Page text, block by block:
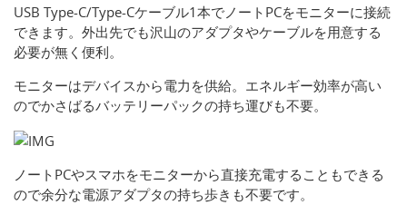
USB Type-C/Type-Cケーブル1本でノートPCをモニターに接続
できます。外出先でも沢山のアダプタやケーブルを用意する
必要が無く便利。
モニターはデバイスから電力を供給。エネルギー効率が高い
のでかさばるバッテリーパックの持ち運びも不要。
ノートPCやスマホをモニターから直接充電することもできる
ので余分な電源アダプタの持ち歩きも不要です。